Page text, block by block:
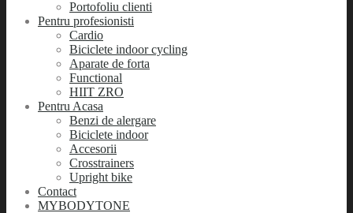
Portofoliu clienti
Pentru profesionisti
Cardio
Biciclete indoor cycling
Aparate de forta
Functional
HIIT ZRO
Pentru Acasa
Benzi de alergare
Biciclete indoor
Accesorii
Crosstrainers
Upright bike
Contact
MYBODYTONE